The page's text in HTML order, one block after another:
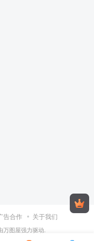
告合作 关于我们
万图屋强力驱动.